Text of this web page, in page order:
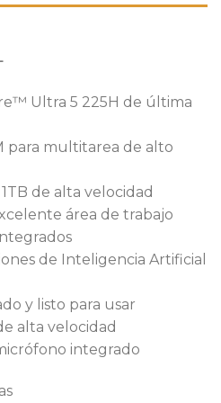
Ultra 5 225H de última
para multitarea de alto
de alta velocidad
área de trabajo
de Inteligencia Artificial
y listo para usar
alta velocidad
integrado